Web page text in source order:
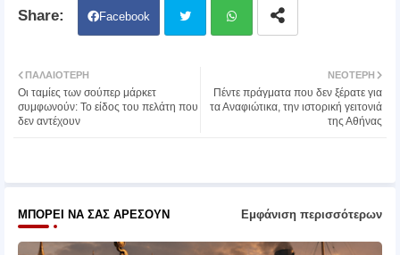
Facebook
atsa
ΝΕΌΤΕΡΗ
Πέντε πράγματα που δεν ξέρατε για
τα Αναφιώτικα, την ιστορική γειτονιά
της Αθήνας
ΠΑΛΑΙΌΤΕΡΗ
Οι ταμίες των σούπερ μάρκετ
συμφωνούν: Το είδος του πελάτη που
δεν αντέχουν
ΜΠΟΡΕΊ ΝΑ ΣΑΣ ΑΡΈΣΟΥΝ Εμφάνιση περισσότερων